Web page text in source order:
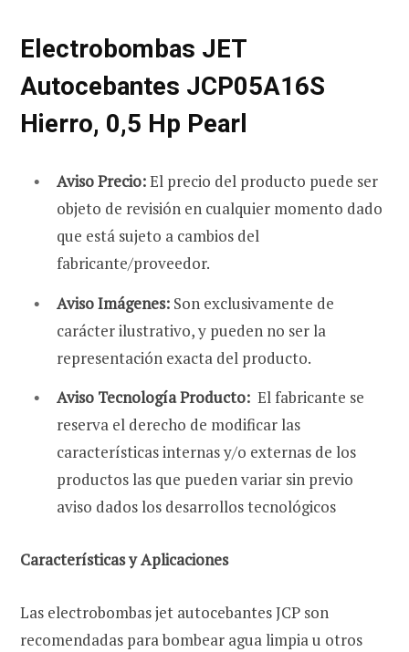
Electrobombas JET
Autocebantes JCP05A16S
Hierro, 0,5 Hp Pearl
Aviso Precio:El precio del producto puede ser
objeto de revisión en cualquier momento dado
que está sujeto a cambios del
fabricante/proveedor.
Aviso Imágenes: Son exclusivamente de
carácter ilustrativo, y pueden no ser la
representación exacta del producto.
Aviso Tecnología Producto: El fabricante se
reserva el derecho de modificar las
características internas y/o externas de los
productos las que pueden variar sin previo
aviso dados los desarrollos tecnológicos
Características y Aplicaciones
Las electrobombas jet autocebantes JCP son
recomendadas para bombear agua limpia u otros